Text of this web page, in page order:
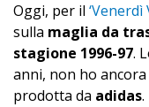
Oggi, per il ‘Venerdì
sulla maglia da
stagione 1996-97.
anni, non ho
prodotta da adidas.